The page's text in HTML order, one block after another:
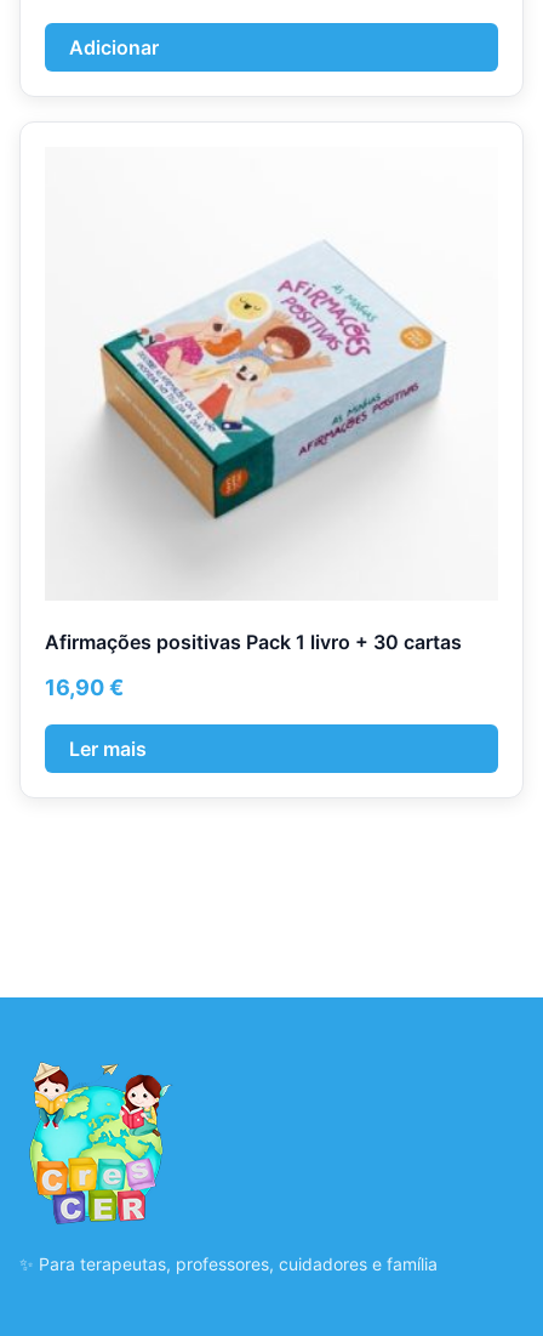
Adicionar
Afirmações positivas Pack 1 livro + 30 cartas
16,90€
Ler mais
✨ Para terapeutas, professores, cuidadores e família